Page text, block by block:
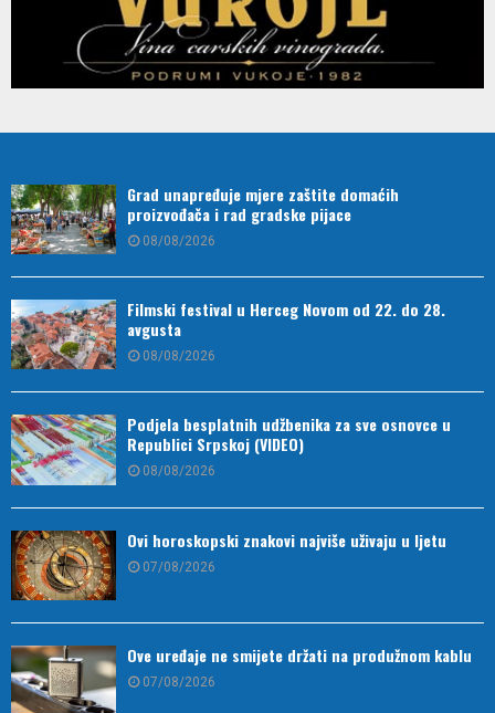
Grad unapređuje mjere zaštite domaćih
proizvođača i rad gradske pijace
08/08/2026
Filmski festival u Herceg Novom od 22. do 28.
avgusta
08/08/2026
Podjela besplatnih udžbenika za sve osnovce u
Republici Srpskoj (VIDEO)
08/08/2026
Ovi horoskopski znakovi najviše uživaju u ljetu
07/08/2026
Ove uređaje ne smijete držati na produžnom kablu
07/08/2026